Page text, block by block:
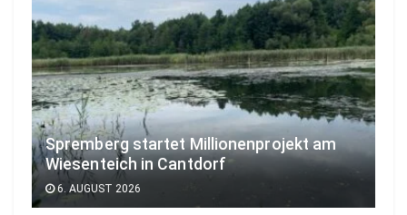
Spremberg startet Millionenprojekt am
Wiesenteich in Cantdorf
6. AUGUST 2026